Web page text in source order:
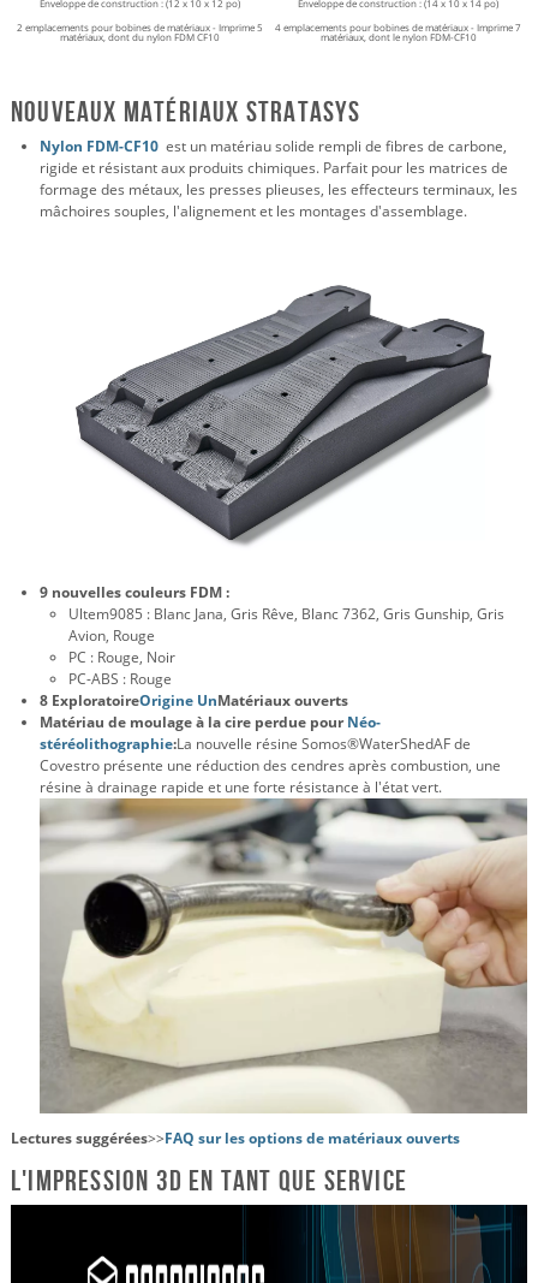
Enveloppe de construction : (12 x 10 x 12 po)
2 emplacements pour bobines de matériaux - Imprime 5
matériaux, dont du nylon FDM CF10
Enveloppe de construction : (14 x 10 x 14 po)
4 emplacements pour bobines de matériaux - Imprime 7
matériaux, dont le nylon FDM-CF10
Nouveaux matériaux Stratasys
Nylon FDM-CF10 est un matériau solide rempli de fibres de carbone,
rigide et résistant aux produits chimiques. Parfait pour les matrices de
formage des métaux, les presses plieuses, les effecteurs terminaux, les
mâchoires souples, l'alignement et les montages d'assemblage.
9 nouvelles couleurs FDM :
Ultem9085 : Blanc Jana, Gris Rêve, Blanc 7362, Gris Gunship, Gris
Avion, Rouge
PC : Rouge, Noir
PC-ABS : Rouge
8 ExploratoireOrigine UnMatériaux ouverts
Matériau de moulage à la cire perdue pourNéo-
stéréolithographie:La nouvelle résine Somos®WaterShedAF de
Covestro présente une réduction des cendres après combustion, une
résine à drainage rapide et une forte résistance à l'état vert.
Lectures suggérées>>FAQ sur les options de matériaux ouverts
L'impression 3D en tant que service